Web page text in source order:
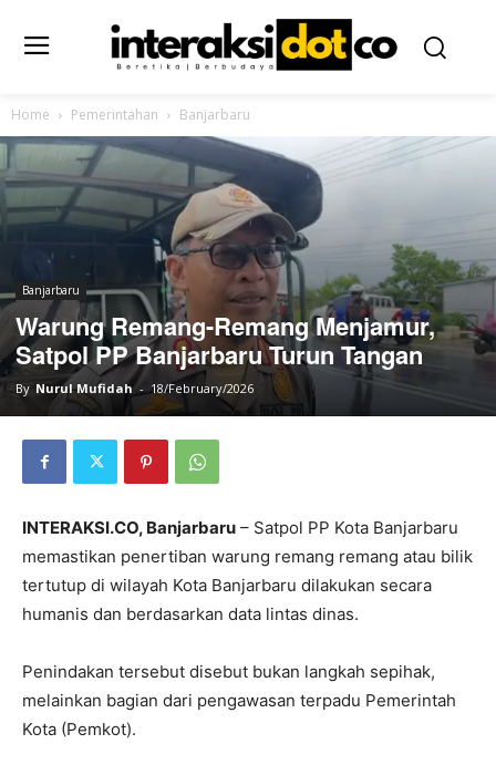
Home Pemerintahan Banjarbaru
Banjarbaru
Warung Remang-Remang Menjamur,
Satpol PP Banjarbaru Turun Tangan
By Nurul Mufidah - 18/February/2026
INTERAKSI.CO, Banjarbaru – Satpol PP Kota Banjarbaru
memastikan penertiban warung remang remang atau bilik
tertutup di wilayah Kota Banjarbaru dilakukan secara
humanis dan berdasarkan data lintas dinas.
Penindakan tersebut disebut bukan langkah sepihak,
melainkan bagian dari pengawasan terpadu Pemerintah
Kota (Pemkot).